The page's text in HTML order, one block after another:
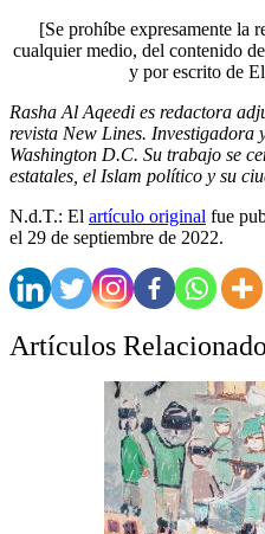
[Se prohíbe expresamente la
cualquier medio, del contenido
y por escrito de
Rasha Al Aqeedi es redactora
revista New Lines. Investigadora
Washington D.C. Su trabajo se
estatales, el Islam político y su
N.d.T.: El artículo original fue
el 29 de septiembre de 2022.
Artículos